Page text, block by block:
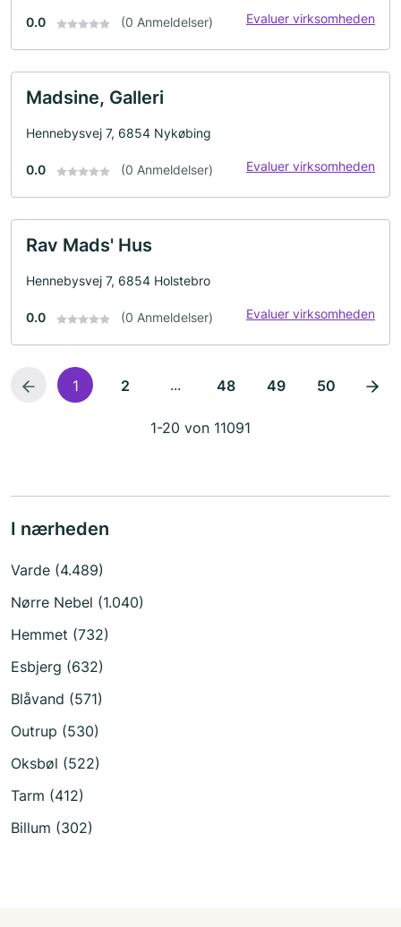
0.0 (0 Anmeldelser) Evaluer virksomheden
Madsine, Galleri
Hennebysvej 7, 6854 Nykøbing
0.0 (0 Anmeldelser) Evaluer virksomheden
Rav Mads' Hus
Hennebysvej 7, 6854 Holstebro
0.0 (0 Anmeldelser) Evaluer virksomheden
1 2 ... 48 49 50
1-20 von 11091
I nærheden
Varde (4.489)
Nørre Nebel (1.040)
Hemmet (732)
Esbjerg (632)
Blåvand (571)
Outrup (530)
Oksbøl (522)
Tarm (412)
Billum (302)